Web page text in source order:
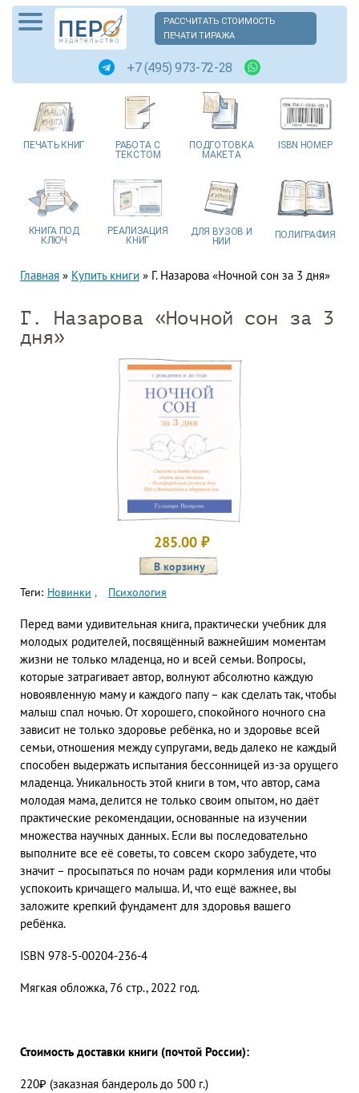
РАССЧИТАТЬ СТОИМОСТЬ
ПЕЧАТИ ТИРАЖА
+7 (495) 973-72-28
ПЕЧАТЬ КНИГ РАБОТА С
ТЕКСТОМ
ПОДГОТОВКА
МАКЕТА
ISBN НОМЕР
КНИГА ПОД
КЛЮЧ
РЕАЛИЗАЦИЯ
КНИГ
ДЛЯ ВУЗОВ И
НИИ
ПОЛИГРАФИЯ
Главная » Купить книги » Г. Назарова «Ночной сон за 3 дня»
Г. Назарова «Ночной сон за 3
дня»
285.00 ₽
Теги: Новинки Психология
Перед вами удивительная книга, практически учебник для
молодых родителей, посвящённый важнейшим моментам
жизни не только младенца, но и всей семьи. Вопросы,
которые затрагивает автор, волнуют абсолютно каждую
новоявленную маму и каждого папу – как сделать так, чтобы
малыш спал ночью. От хорошего, спокойного ночного сна
зависит не только здоровье ребёнка, но и здоровье всей
семьи, отношения между супругами, ведь далеко не каждый
способен выдержать испытания бессонницей из-за орущего
младенца. Уникальность этой книги в том, что автор, сама
молодая мама, делится не только своим опытом, но даёт
практические рекомендации, основанные на изучении
множества научных данных. Если вы последовательно
выполните все её советы, то совсем скоро забудете, что
значит – просыпаться по ночам ради кормления или чтобы
успокоить кричащего малыша. И, что ещё важнее, вы
заложите крепкий фундамент для здоровья вашего
ребёнка.
ISBN 978-5-00204-236-4
Мягкая обложка, 76 стр., 2022 год.
Стоимость доставки книги (почтой России):
220₽ (заказная бандероль до 500 г.)